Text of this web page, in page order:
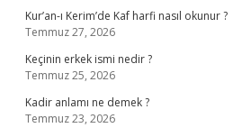
Kur’an-ı Kerim’de Kaf harfi nasıl okunur ?
Temmuz 27, 2026
Keçinin erkek ismi nedir ?
Temmuz 25, 2026
Kadir anlamı ne demek ?
Temmuz 23, 2026